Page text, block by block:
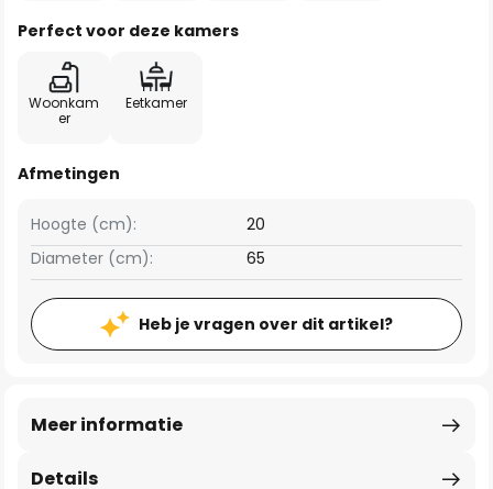
Perfect voor deze kamers
Woonkam
er
Eetkamer
Afmetingen
Hoogte (cm):
20
Diameter (cm):
65
Heb je vragen over dit artikel?
Details
Meer informatie